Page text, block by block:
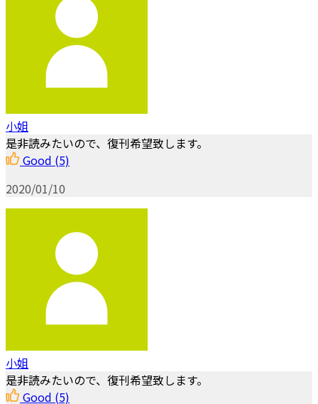
小姐
是非読みたいので、復刊希望致します。
Good (5)
2020/01/10
小姐
是非読みたいので、復刊希望致します。
Good (5)